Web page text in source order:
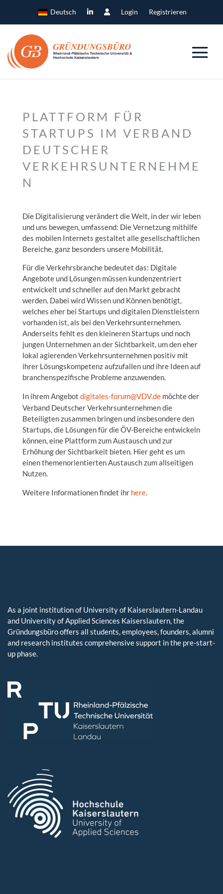
Deutsch Login Registrieren
PLATTFORM FÜR
STARTUPS IM VERBAND
DEUTSCHER
VERKEHRSUNTERNEHME
N
Die Digitalisierung verändert die Welt, in der wir leben
und uns bewegen, umfassend: Die Vernetzung mithilfe
des mobilen Internets gestaltet alle gesellschaftlichen
Bereiche, ganz besonders unsere Mobilität.
Für die Verkehrsbranche bedeutet das: Digitale
Angebote und Lösungen müssen kundenzentriert
entwickelt und schneller auf den Markt gebracht
werden. Dabei wird Wissen und Können benötigt,
welches eher bei Startups und digitalen Dienstleistern
vorhanden ist, als bei den Verkehrsunternehmen.
Anderseits fehlt es den kleineren Startups und noch
jungen Unternehmen an der Sichtbarkeit, um den eher
lokal agierenden Verkehrsunternehmen positiv mit
ihrer Lösungskompetenz aufzufallen und ihre Ideen auf
branchenspezifische Probleme anzuwenden.
In ihrem Angebot digitales-forum@VDV.demöchte der
Verband Deutscher Verkehrsunternehmen die
Beteiligten zusammen bringen und insbesondere den
Startups, die Lösungen für die ÖV-Bereiche entwickeln
können, eine Plattform zum Austausch und zur
Erhöhung der Sichtbarkeit bieten. Hier geht es um
einen themenorientierten Austausch zum allseitigen
Nutzen.
Weitere Informationen findet ihr here.
As a joint institution of University of Kaiserslautern-Landau
and University of Applied Sciences Kaiserslautern, the
Gründungsbüro offers all students, employees, founders, alumni
and research institutes comprehensive support in the pre-start-
up phase.